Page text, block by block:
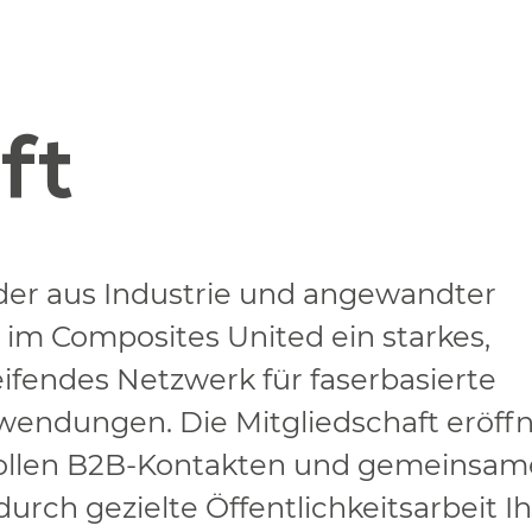
aus Industrie und angewandter
Composites United ein starkes,
Netzwerk für faserbasierte
Die Mitgliedschaft
B2B-Kontakten und
gezielte Öffentlichkeitsarbeit